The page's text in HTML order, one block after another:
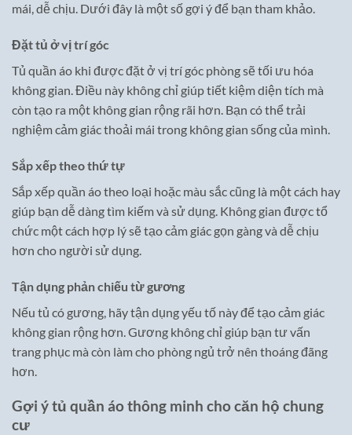
mái, dễ chịu. Dưới đây là một số gợi ý để bạn tham khảo.
Đặt tủ ở vị trí góc
Tủ quần áo khi được đặt ở vị trí góc phòng sẽ tối ưu hóa
không gian. Điều này không chỉ giúp tiết kiệm diện tích mà
còn tạo ra một không gian rộng rãi hơn. Bạn có thể trải
nghiệm cảm giác thoải mái trong không gian sống của mình.
Sắp xếp theo thứ tự
Sắp xếp quần áo theo loại hoặc màu sắc cũng là một cách hay
giúp bạn dễ dàng tìm kiếm và sử dụng. Không gian được tổ
chức một cách hợp lý sẽ tạo cảm giác gọn gàng và dễ chịu
hơn cho người sử dụng.
Tận dụng phản chiếu từ gương
Nếu tủ có gương, hãy tận dụng yếu tố này để tạo cảm giác
không gian rộng hơn. Gương không chỉ giúp bạn tư vấn
trang phục mà còn làm cho phòng ngủ trở nên thoáng đãng
hơn.
Gợi ý tủ quần áo thông minh cho căn hộ chung
cư